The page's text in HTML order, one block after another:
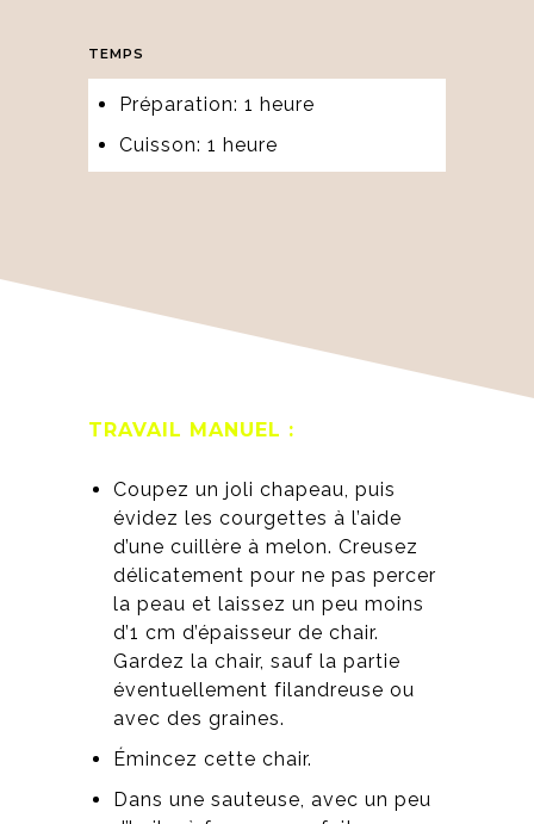
TEMPS
Préparation: 1 heure
Cuisson: 1 heure
TRAVAIL MANUEL :
Coupez un joli chapeau, puis
évidez les courgettes à l’aide
d’une cuillère à melon. Creusez
délicatement pour ne pas percer
la peau et laissez un peu moins
d’1 cm d’épaisseur de chair.
Gardez la chair, sauf la partie
éventuellement filandreuse ou
avec des graines.
Émincez cette chair.
Dans une sauteuse, avec un peu